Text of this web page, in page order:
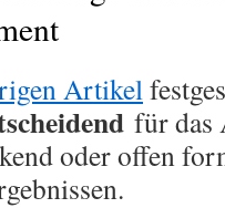
Artikel
für das
oder offen